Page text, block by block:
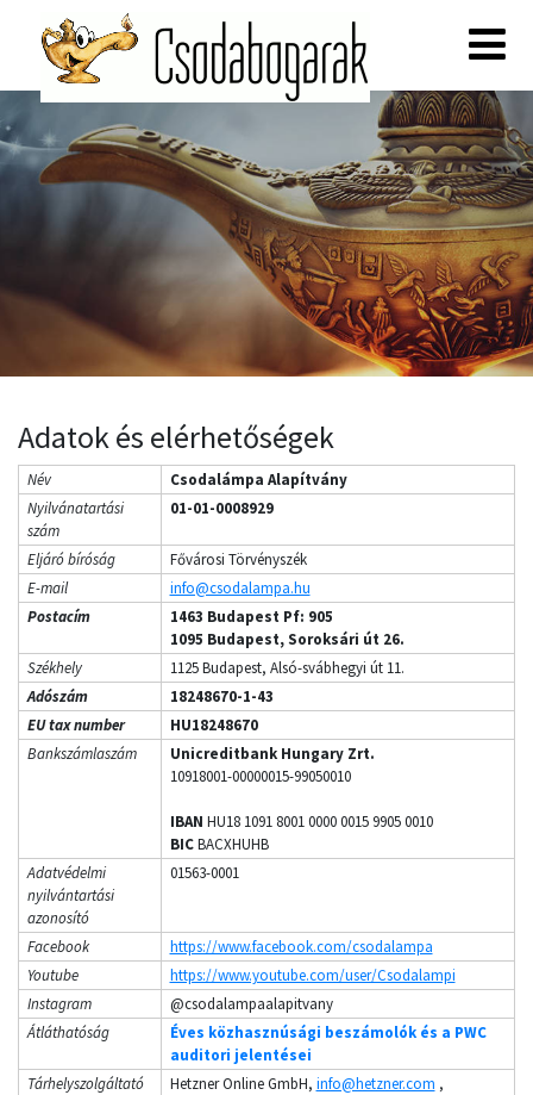
Adatok és elérhetőségek
Név
Csodalámpa Alapítvány
Nyilvánatartási
szám
01-01-0008929
Eljáró bíróság
Fővárosi Törvényszék
E-mail
info@csodalampa.hu
Postacím
1463 Budapest Pf: 905
1095 Budapest, Soroksári út 26.
Székhely
1125 Budapest, Alsó-svábhegyi út 11.
Adószám
18248670-1-43
EU tax number
HU18248670
Bankszámlaszám
Unicreditbank Hungary Zrt.
10918001-00000015-99050010
IBAN HU18 1091 8001 0000 0015 9905 0010
BICBACXHUHB
Adatvédelmi
nyilvántartási
azonosító
01563-0001
Facebook
https://www.facebook.com/csodalampa
Youtube
https://www.youtube.com/user/Csodalampi
Instagram
@csodalampaalapitvany
Átláthatóság
Éves közhasznúsági beszámolók és a PWC
auditori jelentései
Tárhelyszolgáltató
Hetzner Online GmbH, info@hetzner.com ,